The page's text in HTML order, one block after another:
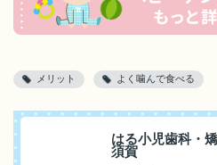
メリット よく噛んで食べる
はる小児歯科・
須賀